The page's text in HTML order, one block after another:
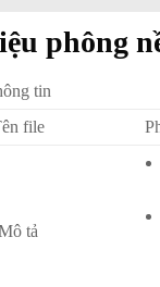
phông
tin
file
tả